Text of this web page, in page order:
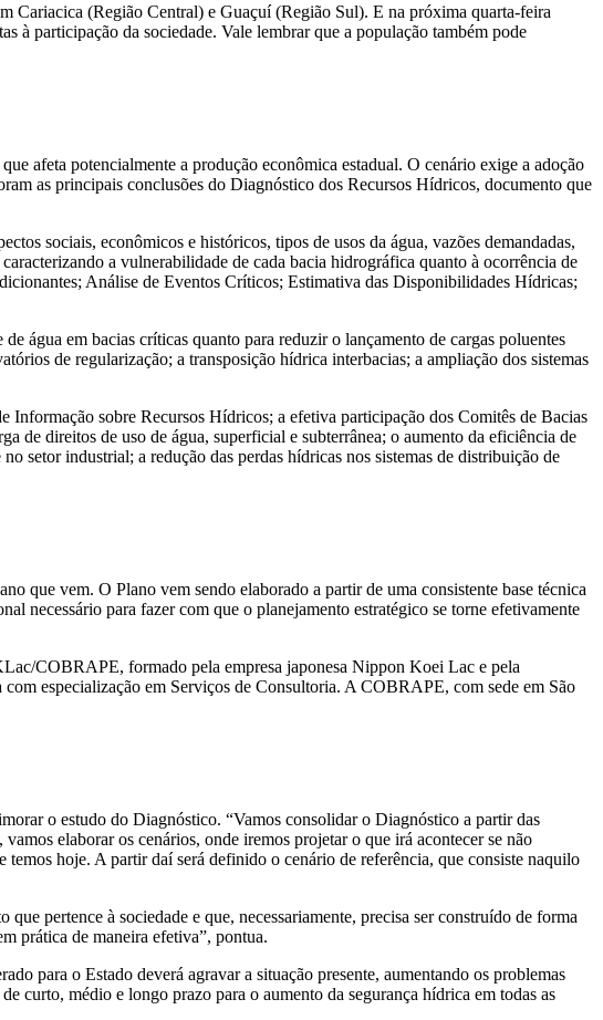
Cariacica (Região Central) e Guaçuí (Região Sul). E na próxima quarta-feira
à participação da sociedade. Vale lembrar que a população também pode
afeta potencialmente a produção econômica estadual. O cenário exige a adoção
as principais conclusões do Diagnóstico dos Recursos Hídricos, documento que
sociais, econômicos e históricos, tipos de usos da água, vazões demandadas,
a vulnerabilidade de cada bacia hidrográfica quanto à ocorrência de
Análise de Eventos Críticos; Estimativa das Disponibilidades Hídricas;
água em bacias críticas quanto para reduzir o lançamento de cargas poluentes
de regularização; a transposição hídrica interbacias; a ampliação dos sistemas
Informação sobre Recursos Hídricos; a efetiva participação dos Comitês de Bacias
de direitos de uso de água, superficial e subterrânea; o aumento da eficiência de
setor industrial; a redução das perdas hídricas nos sistemas de distribuição de
que vem. O Plano vem sendo elaborado a partir de uma consistente base técnica
necessário para fazer com que o planejamento estratégico se torne efetivamente
COBRAPE, formado pela empresa japonesa Nippon Koei Lac e pela
especialização em Serviços de Consultoria. A COBRAPE, com sede em São
o estudo do Diagnóstico. “Vamos consolidar o Diagnóstico a partir das
elaborar os cenários, onde iremos projetar o que irá acontecer se não
hoje. A partir daí será definido o cenário de referência, que consiste naquilo
pertence à sociedade e que, necessariamente, precisa ser construído de forma
prática de maneira efetiva”, pontua.
para o Estado deverá agravar a situação presente, aumentando os problemas
curto, médio e longo prazo para o aumento da segurança hídrica em todas as